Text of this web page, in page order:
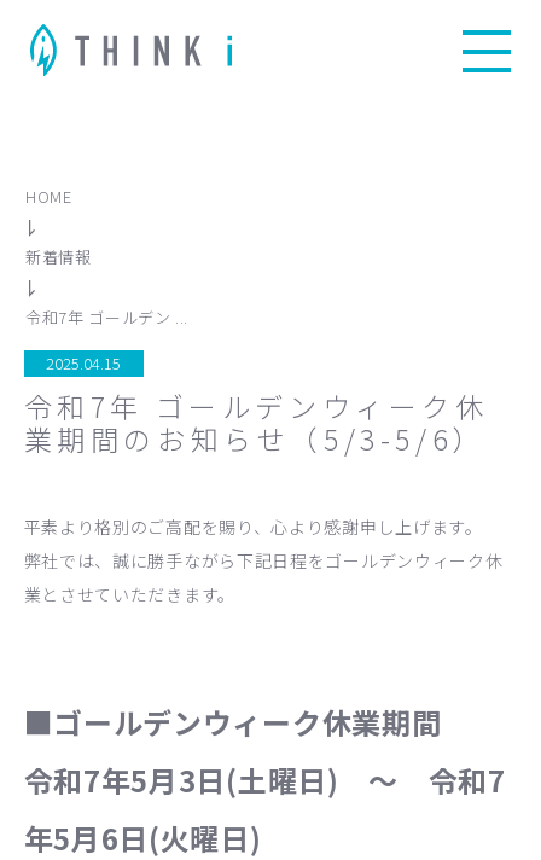
HOME
新着情報
令和7年 ゴールデン ...
2025.04.15
令和7年 ゴールデンウィーク休
業期間のお知らせ（5/3-5/6）
平素より格別のご高配を賜り、心より感謝申し上げます。
弊社では、誠に勝手ながら下記日程をゴールデンウィーク休
業とさせていただきます。
■ゴールデンウィーク休業期間
令和7年5月3日(土曜日) ～ 令和7
年5月6日(火曜日)